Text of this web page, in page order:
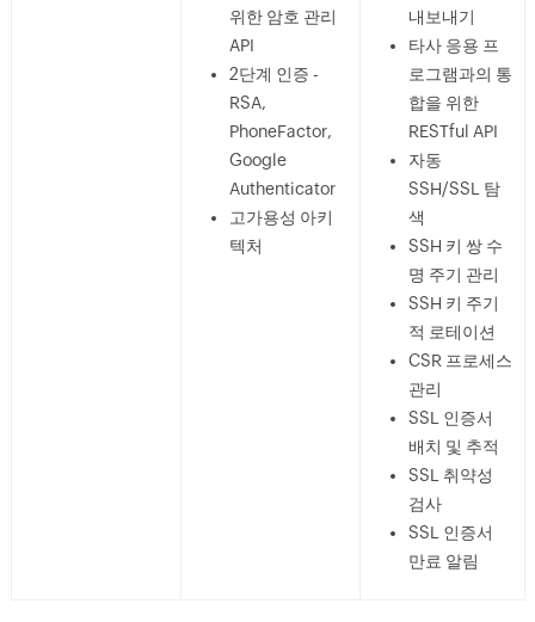
위한 암호 관리
API
2단계 인증 -
RSA,
PhoneFactor,
Google
Authenticator
고가용성 아키
텍처
내보내기
타사 응용 프
로그램과의 통
합을 위한
RESTful API
자동
SSH/SSL 탐
색
SSH 키 쌍 수
명 주기 관리
SSH 키 주기
적 로테이션
CSR 프로세스
관리
SSL 인증서
배치 및 추적
SSL 취약성
검사
SSL 인증서
만료 알림